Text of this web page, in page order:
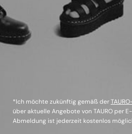
*Ich möchte zukünftig gemäß der
über aktuelle Angebote von TAURO per
Abmeldung ist jederzeit kostenlos